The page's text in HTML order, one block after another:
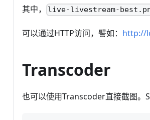
其中， live-livestream-
可以通过HTTP访问，譬如： http://
Transcoder
也可以使用Transcoder直接截图。